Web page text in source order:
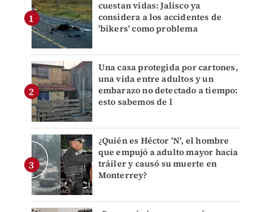
cuestan vidas: Jalisco ya
considera a los accidentes de
'bikers' como problema
Una casa protegida por cartones,
una vida entre adultos y un
embarazo no detectado a tiempo:
esto sabemos de l
¿Quién es Héctor 'N', el hombre
que empujó a adulto mayor hacia
tráiler y causó su muerte en
Monterrey?